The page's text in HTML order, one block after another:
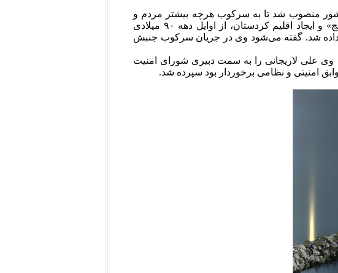
منصوب شد تا به سرکوب هرچه بیشتر مردم و
نیروهای کرد بپردازد. پس از حمله‌ی آمریکا به عراق در «جنگ خلیج» و ایجاد اقلیم کردستان، از اوایل دهه ۹۰ میلادی
شد. گفته‌ می‌شود وی در جریان سرکوب جنبش
پس از پیروزی احمدی‌نژاد در انتخابات ریاست جمهوری سال ۱۳۸۴ وی علی لاریجانی را به سمت دبیری شورای امنیت
امنیتی و نظامی برخوردار بود سپرده شد.